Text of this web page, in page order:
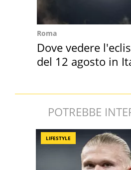
Roma
Dove vedere
del 12 agosto in
POTREBBE
LIFESTYLE